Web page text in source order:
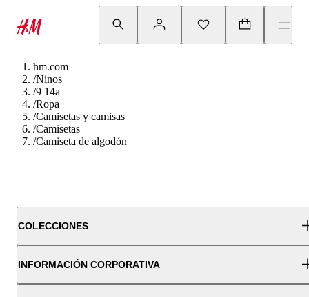
hm.com
/Ninos
/9 14a
/Ropa
/Camisetas y camisas
/Camisetas
/Camiseta de algodón
COLECCIONES
INFORMACIÓN CORPORATIVA